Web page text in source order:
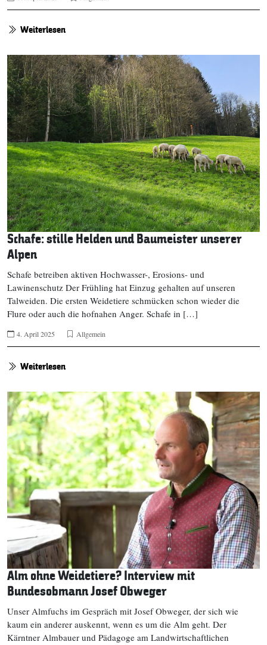
Weiterlesen
Schafe: stille Helden und Baumeister unserer
Alpen
Schafe betreiben aktiven Hochwasser-, Erosions- und
Lawinenschutz Der Frühling hat Einzug gehalten auf unseren
Talweiden. Die ersten Weidetiere schmücken schon wieder die
Flure oder auch die hofnahen Anger. Schafe in […]
4. April 2025 Allgemein
Weiterlesen
Alm ohne Weidetiere? Interview mit
Bundesobmann Josef Obweger
Unser Almfuchs im Gespräch mit Josef Obweger, der sich wie
kaum ein anderer auskennt, wenn es um die Alm geht. Der
Kärntner Almbauer und Pädagoge am Landwirtschaftlichen